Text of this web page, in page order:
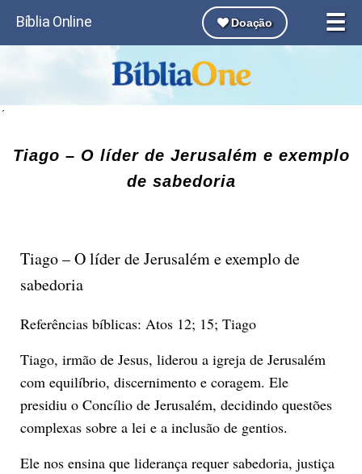
☰
Bíblia Online Doação
´
Tiago – O líder de Jerusalém e exemplo
de sabedoria
Tiago – O líder de Jerusalém e exemplo de
sabedoria
Referências bíblicas: Atos 12; 15; Tiago
Tiago, irmão de Jesus, liderou a igreja de Jerusalém
com equilíbrio, discernimento e coragem. Ele
presidiu o Concílio de Jerusalém, decidindo questões
complexas sobre a lei e a inclusão de gentios.
Ele nos ensina que liderança requer sabedoria, justiça